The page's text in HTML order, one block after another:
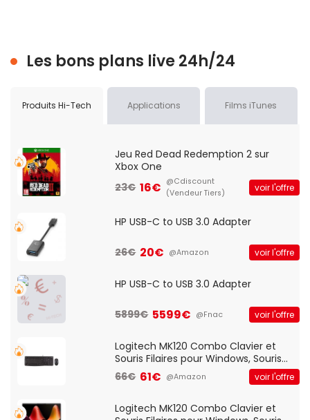
Les bons plans live 24h/24
Produits Hi-Tech Applications Films iTunes
Jeu Red Dead Redemption 2 sur
Xbox One
23€ 16€ @Cdiscount
(Vendeur Tiers)
voir l'offre
HP USB-C to USB 3.0 Adapter
26€ 20€ @Amazon voir l'offre
HP USB-C to USB 3.0 Adapter
5899€ 5599€ @Fnac voir l'offre
Logitech MK120 Combo Clavier et
Souris Filaires pour Windows, Souris
Optique Filaire, Connexion USB Plug
And Play, Confortable, Taille
QWERTY UK - Noir
66€ 61€ @Amazon voir l'offre
Logitech MK120 Combo Clavier et